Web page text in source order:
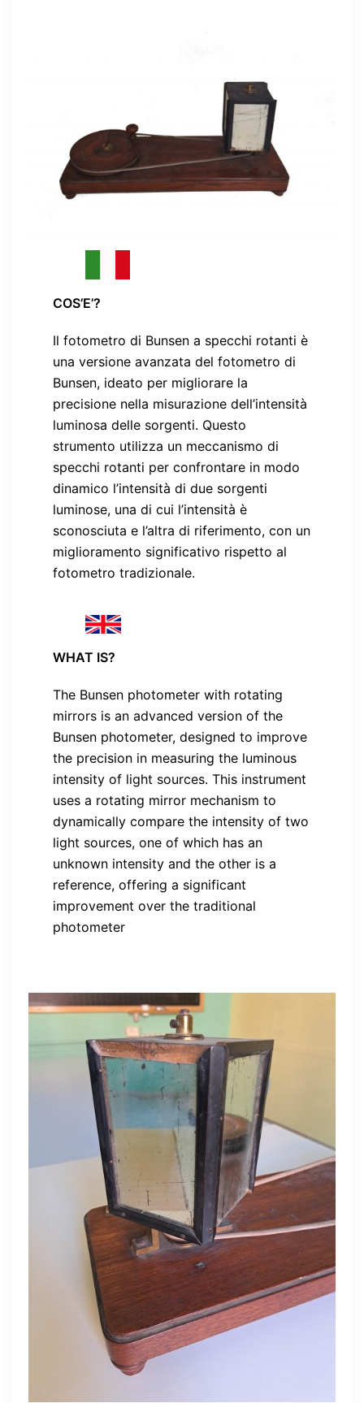
COS’E’?
Il fotometro di Bunsen a specchi rotanti è
una versione avanzata del fotometro di
Bunsen, ideato per migliorare la
precisione nella misurazione dell’intensità
luminosa delle sorgenti. Questo
strumento utilizza un meccanismo di
specchi rotanti per confrontare in modo
dinamico l’intensità di due sorgenti
luminose, una di cui l’intensità è
sconosciuta e l’altra di riferimento, con un
miglioramento significativo rispetto al
fotometro tradizionale.
WHAT IS?
The Bunsen photometer with rotating
mirrors is an advanced version of the
Bunsen photometer, designed to improve
the precision in measuring the luminous
intensity of light sources. This instrument
uses a rotating mirror mechanism to
dynamically compare the intensity of two
light sources, one of which has an
unknown intensity and the other is a
reference, offering a significant
improvement over the traditional
photometer